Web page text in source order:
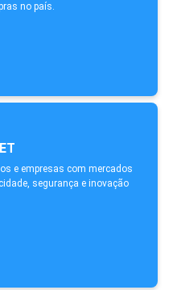
no país.
e empresas com mercados
segurança e inovação